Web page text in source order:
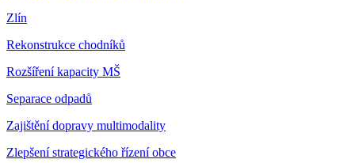
Zlín
Rekonstrukce chodníků
Rozšíření kapacity MŠ
Separace odpadů
Zajištění dopravy multimodality
Zlepšení strategického řízení obce